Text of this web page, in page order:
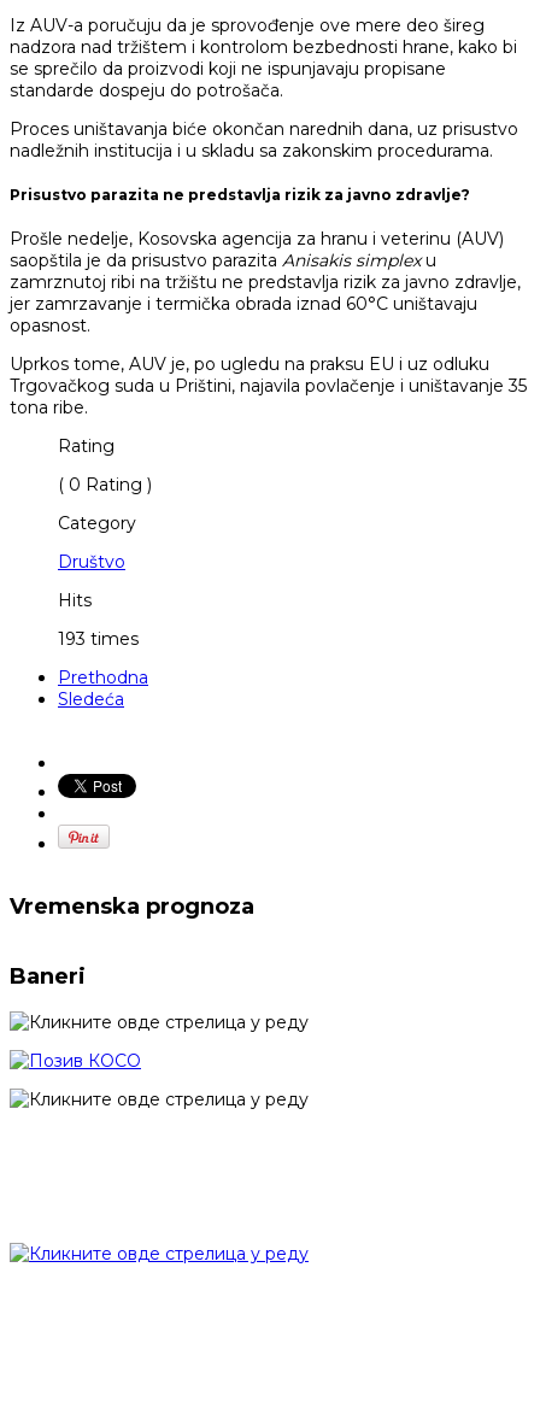
Iz AUV-a poručuju da je sprovođenje ove mere deo šireg
nadzora nad tržištem i kontrolom bezbednosti hrane, kako bi
se sprečilo da proizvodi koji ne ispunjavaju propisane
standarde dospeju do potrošača.
Proces uništavanja biće okončan narednih dana, uz prisustvo
nadležnih institucija i u skladu sa zakonskim procedurama.
Prisustvo parazita ne predstavlja rizik za javno zdravlje?
Prošle nedelje, Kosovska agencija za hranu i veterinu (AUV)
saopštila je da prisustvo parazita Anisakis simplexu
zamrznutoj ribi na tržištu ne predstavlja rizik za javno zdravlje,
jer zamrzavanje i termička obrada iznad 60°C uništavaju
opasnost.
Uprkos tome, AUV je, po ugledu na praksu EU i uz odluku
Trgovačkog suda u Prištini, najavila povlačenje i uništavanje 35
tona ribe.
Rating
( 0 Rating )
Category
Društvo
Hits
193 times
Prethodna
Sledeća
Vremenska prognoza
Baneri